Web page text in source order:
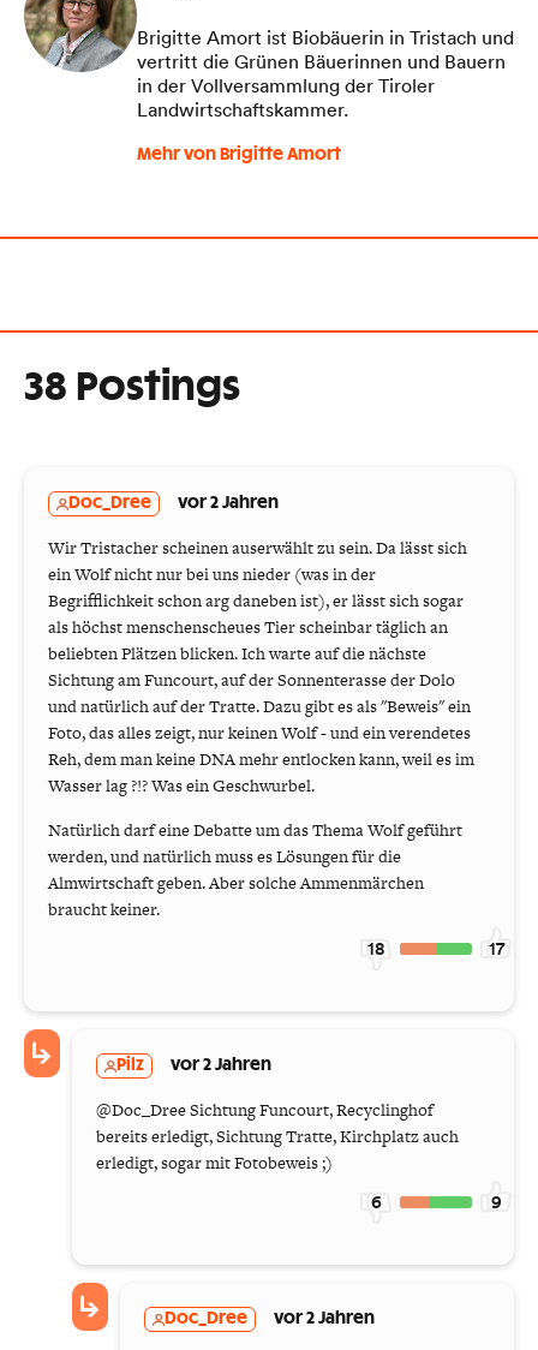
Brigitte Amort ist Biobäuerin in Tristach und
vertritt die Grünen Bäuerinnen und Bauern
in der Vollversammlung der Tiroler
Landwirtschaftskammer.
Mehr von Brigitte Amort
38 Postings
Doc_Dree vor 2 Jahren
Wir Tristacher scheinen auserwählt zu sein. Da lässt sich
ein Wolf nicht nur bei uns nieder (was in der
Begrifflichkeit schon arg daneben ist), er lässt sich sogar
als höchst menschenscheues Tier scheinbar täglich an
beliebten Plätzen blicken. Ich warte auf die nächste
Sichtung am Funcourt, auf der Sonnenterasse der Dolo
und natürlich auf der Tratte. Dazu gibt es als "Beweis" ein
Foto, das alles zeigt, nur keinen Wolf - und ein verendetes
Reh, dem man keine DNA mehr entlocken kann, weil es im
Wasser lag ?!? Was ein Geschwurbel.
Natürlich darf eine Debatte um das Thema Wolf geführt
werden, und natürlich muss es Lösungen für die
Almwirtschaft geben. Aber solche Ammenmärchen
braucht keiner.
18 17
Pilz vor 2 Jahren
@Doc_Dree Sichtung Funcourt, Recyclinghof
bereits erledigt, Sichtung Tratte, Kirchplatz auch
erledigt, sogar mit Fotobeweis ;)
6 9
Doc_Dree vor 2 Jahren